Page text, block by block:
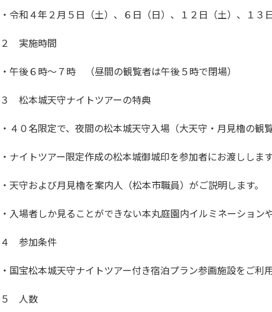
・令和４年２月５日（土）、６日（日）、１２日（土）、１
２ 実施時間
・午後６時～７時 （昼間の観覧者は午後５時で閉場）
３ 松本城天守ナイトツアーの特典
・４０名限定で、夜間の松本城天守入場（大天守・月見櫓の観
・ナイトツアー限定作成の松本城御城印を参加者にお渡しします
・天守および月見櫓を案内人（松本市職員）がご説明します。
・入場者しか見ることができない本丸庭園内イルミネーショ
４ 参加条件
・国宝松本城天守ナイトツアー付き宿泊プラン参画施設をご利
５ 人数